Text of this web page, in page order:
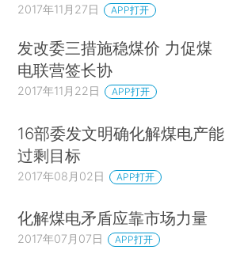
2017年11月27日 APP打开
发改委三措施稳煤价 力促煤
电联营签长协
2017年11月22日 APP打开
16部委发文明确化解煤电产能
过剩目标
2017年08月02日 APP打开
化解煤电矛盾应靠市场力量
2017年07月07日 APP打开